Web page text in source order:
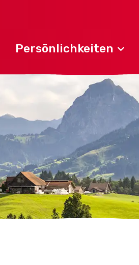
Persönlichkeiten